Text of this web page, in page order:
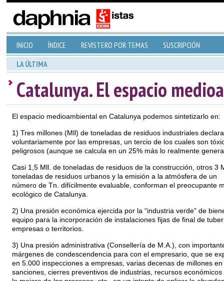
INICIO ÍNDICE REVISTERO POR TEMAS SUSCRIPCIÓN
LA ÚLTIMA
Catalunya. El espacio
El espacio medioambiental en Catalunya podemos sintetizarlo en:
1) Tres millones (Mll) de toneladas de residuos industriales
voluntariamente por las empresas, un tercio de los cuales son
peligrosos (aunque se calcula en un 25% más lo realmente
Casi 1,5 Mll. de toneladas de residuos de la construcción, otros 3
toneladas de residuos urbanos y la emisión a la atmósfera de un
número de Tn. difícilmente evaluable, conforman el preocupante
ecológico de Catalunya.
2) Una presión económica ejercida por la “industria verde” de
equipo para la incorporación de instalaciones fijas de final de
empresas o territorios.
3) Una presión administrativa (Consellería de M.A.), con
márgenes de condescendencia para con el empresario, que se
en 5.000 inspecciones a empresas, varias decenas de millones en
sanciones, cierres preventivos de industrias, recursos económicos